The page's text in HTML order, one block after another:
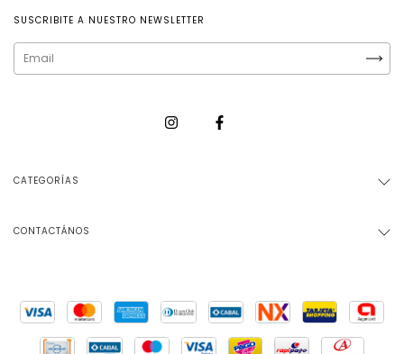
SUSCRIBITE A NUESTRO NEWSLETTER
CATEGORÍAS
CONTACTÁNOS